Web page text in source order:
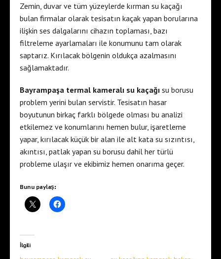
Zemin, duvar ve tüm yüzeylerde kırman su kaçağı
bulan firmalar olarak tesisatın kaçak yapan borularına
ilişkin ses dalgalarını cihazın toplaması, bazı
filtreleme ayarlamaları ile konumunu tam olarak
saptarız. Kırılacak bölgenin oldukça azalmasını
sağlamaktadır.
Bayrampaşa termal kameralı su kaçağı su borusu
problem yerini bulan servistir. Tesisatın hasar
boyutunun birkaç farklı bölgede olması bu analizi
etkilemez ve konumlarını hemen bulur, işaretleme
yapar, kırılacak küçük bir alan ile alt kata su sızıntısı,
akıntısı, patlak yapan su borusu dahil her türlü
probleme ulaşır ve ekibimiz hemen onarıma geçer.
Bunu paylaş:
İlgili